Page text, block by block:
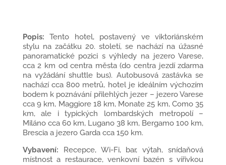
Popis: Tento hotel, postavený ve viktoriánském
stylu na začátku 20. století, se nachází na úžasné
panoramatické pozici s výhledy na jezero Varese,
cca 2 km od centra města (do centra jezdí zdarma
na vyžádání shuttle bus). Autobusová zastávka se
nachází cca 800 metrů, hotel je ideálním výchozím
bodem k poznávání přilehlých jezer – jezero Varese
cca 9 km, Maggiore 18 km, Monate 25 km, Como 35
km, ale i typických lombardských metropolí –
Miláno cca 60 km, Lugano 38 km, Bergamo 100 km,
Brescia a jezero Garda cca 150 km.
Vybavení: Recepce, Wi-Fi, bar, výtah, snídaňová
místnost a restaurace, venkovní bazén s vířivkou